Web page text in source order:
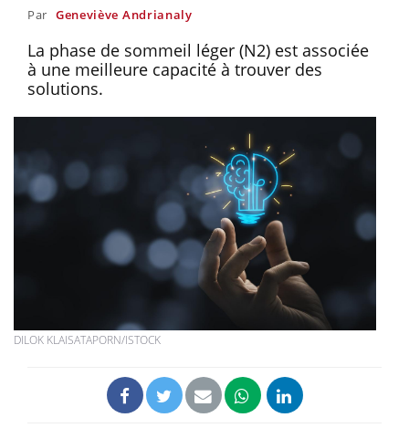
Par Geneviève Andrianaly
La phase de sommeil léger (N2) est associée
à une meilleure capacité à trouver des
solutions.
DILOK KLAISATAPORN/ISTOCK